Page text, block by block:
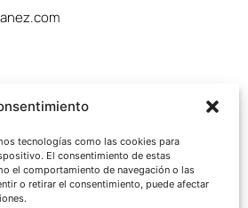
tecnologías como las cookies para
El consentimiento de estas
el comportamiento de navegación o las
o retirar el consentimiento, puede afectar